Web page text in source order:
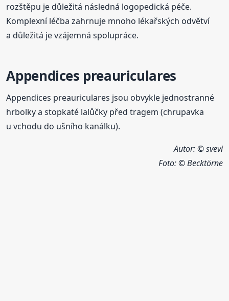
rozštěpu je důležitá následná logopedická péče.
Komplexní léčba zahrnuje mnoho lékařských odvětví
a důležitá je vzájemná spolupráce.
Appendices preauriculares
Appendices preauriculares jsou obvykle jednostranné
hrbolky a stopkaté lalůčky před tragem (chrupavka
u vchodu do ušního kanálku).
Autor: © svevi
Foto:© Becktörne